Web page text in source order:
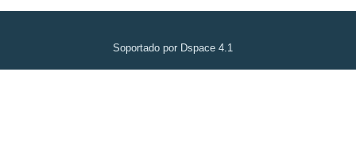
Soportado por Dspace 4.1